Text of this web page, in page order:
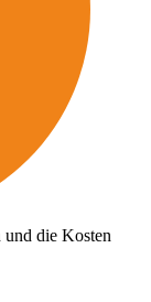
und die Kosten